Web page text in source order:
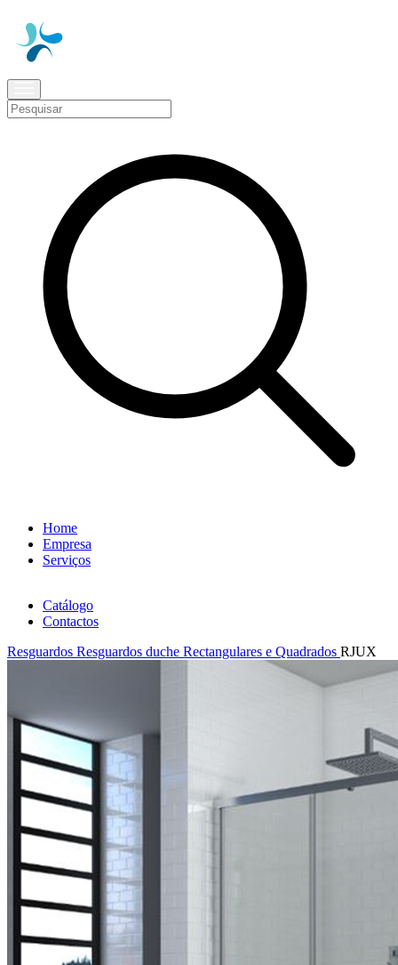
Home
Empresa
Serviços
Catálogo
Contactos
Resguardos Resguardos duche Rectangulares e Quadrados RJUX